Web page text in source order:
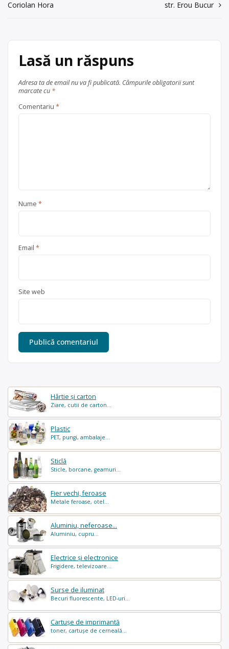
Hârtie și carton
Ziare, cutii de carton...
Plastic
PET, pungi, ambalaje...
Sticlă
Sticle, borcane, geamuri...
Fier vechi, feroase
Metale feroase, otel...
Aluminiu, neferoase...
Aluminiu, cupru...
Electrice și electronice
Frigidere, televizoare...
Surse de iluminat
Becuri fluorescente, LED-uri...
Cartușe de imprimantă
toner, cartușe de cerneală...
Coriolan Hora str. Erou Bucur
Lasă un răspuns
Adresa ta de email nu va fi publicată. Câmpurile obligatorii sunt
marcate cu *
Comentariu *
Nume *
Email *
Site web